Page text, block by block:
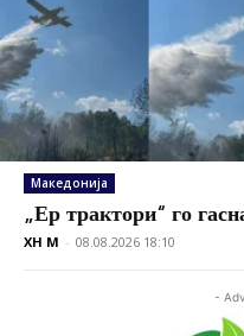
Македонија
„Ер трактори“ го
XH M - 08.08.2026 18:10
-